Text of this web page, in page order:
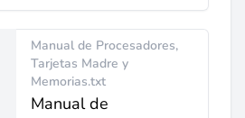
Manual de Procesadores,
Tarjetas Madre y
Memorias.txt
Manual de